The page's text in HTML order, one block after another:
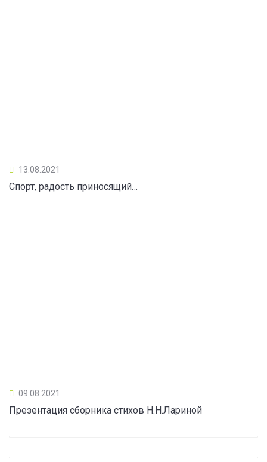
13.08.2021
Спорт, радость приносящий…
09.08.2021
Презентация сборника стихов Н.Н.Лариной